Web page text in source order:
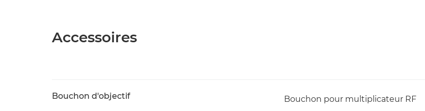
Accessoires
Bouchon d'objectif Bouchon pour multiplicateur RF